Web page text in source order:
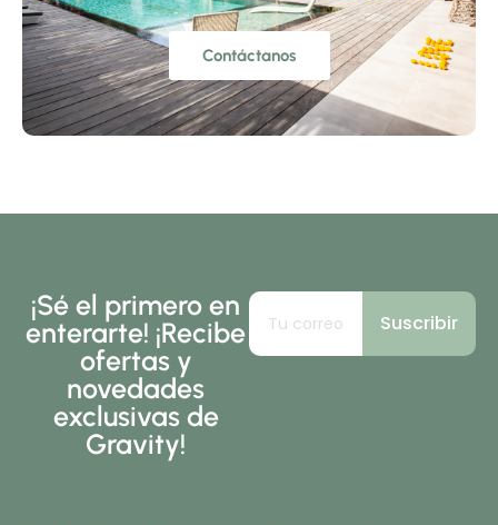
Contáctanos
¡Sé el primero en
enterarte! ¡Recibe
ofertas y
novedades
exclusivas de
Gravity!
Suscribir